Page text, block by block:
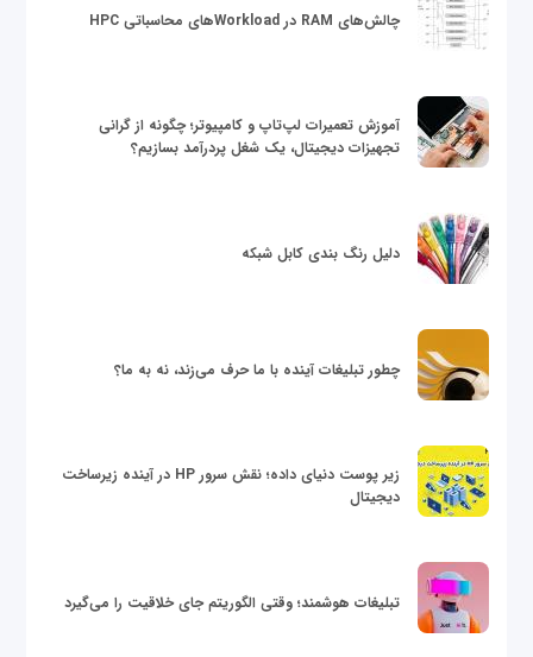
چالش‌های RAM در Workloadهای محاسباتی HPC
آموزش تعمیرات لپ‌تاپ و کامپیوتر؛ چگونه از گرانی
تجهیزات دیجیتال، یک شغل پردرآمد بسازیم؟
دلیل رنگ بندی کابل شبکه
چطور تبلیغات آینده با ما حرف می‌زند، نه به ما؟
زیر پوست دنیای داده؛ نقش سرور HP در آینده زیرساخت
دیجیتال
تبلیغات هوشمند؛ وقتی الگوریتم جای خلاقیت را می‌گیرد